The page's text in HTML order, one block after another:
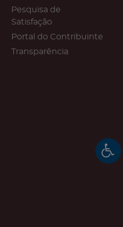
Pesquisa de
Satisfação
Portal do Contribuinte
Transparência